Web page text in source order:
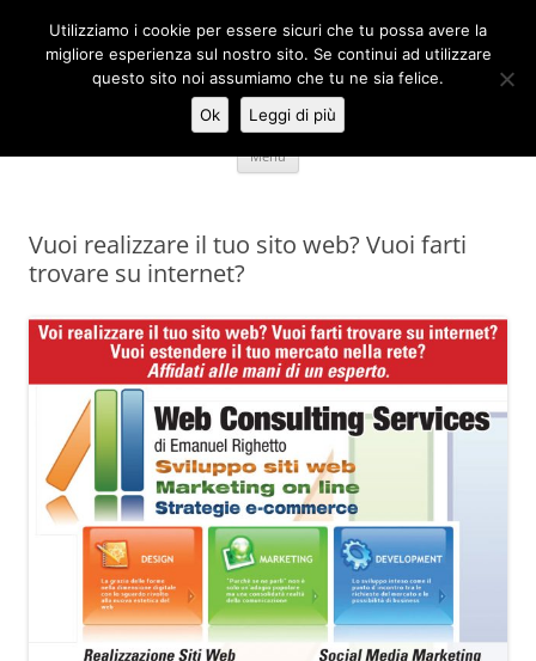
contenutoConsulente Web Marketing
strategie SEO/SEM/DEM
Menu
Vuoi realizzare il tuo sito web? Vuoi farti
trovare su internet?
Utilizziamo i cookie per essere sicuri che tu possa avere la
migliore esperienza sul nostro sito. Se continui ad utilizzare
questo sito noi assumiamo che tu ne sia felice.
Ok
Leggi di più